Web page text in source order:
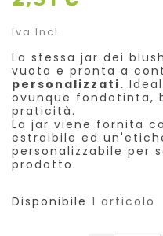
Iva Incl.
La stessa jar dei
vuota e pronta a
personalizzati.
ovunque fondotinta,
praticità.
La jar viene fornita
estraibile ed
personalizzabile per
prodotto.
Disponibile 1 articolo